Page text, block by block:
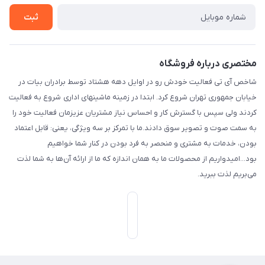
ثبت
مختصری درباره فروشگاه
شاخص آی تی فعالیت خودش رو در اوایل دهه هشتاد توسط برادران بیات در
خیابان جمهوری تهران شروع کرد. ابتدا در زمینه ماشینهای اداری شروع به فعالیت
کردند ولی سپس با گسترش کار و احساس نیاز مشتریان عزیزمان فعالیت خود را
به سمت صوت و تصویر سوق دادند.ما با تمرکز بر سه ویژگی، یعنی: قابل اعتماد
بودن، خدمات به مشتری و منحصر به فرد بودن در کنار شما خواهیم
بود...امیدواریم از محصولات ما به همان اندازه که ما از ارائه آن‌ها به شما لذت
می‌‌بریم لذت ببرید.